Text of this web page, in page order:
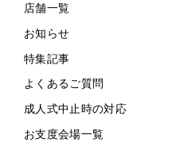
店舗一覧
お知らせ
特集記事
よくあるご質問
成人式中止時の対応
お支度会場一覧